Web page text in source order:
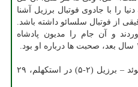
را با جادوی فوتبال برزیل آشنا
از فوتبال سلسائو داشته باشد.
و آن جام را مدیون پادشاه
بازی: فینال جام جهانی ۱۹۵۸، سوئد – برزیل (۲-۵) در استکهلم، ۲۹